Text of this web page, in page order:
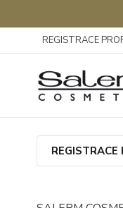
REGISTRACE